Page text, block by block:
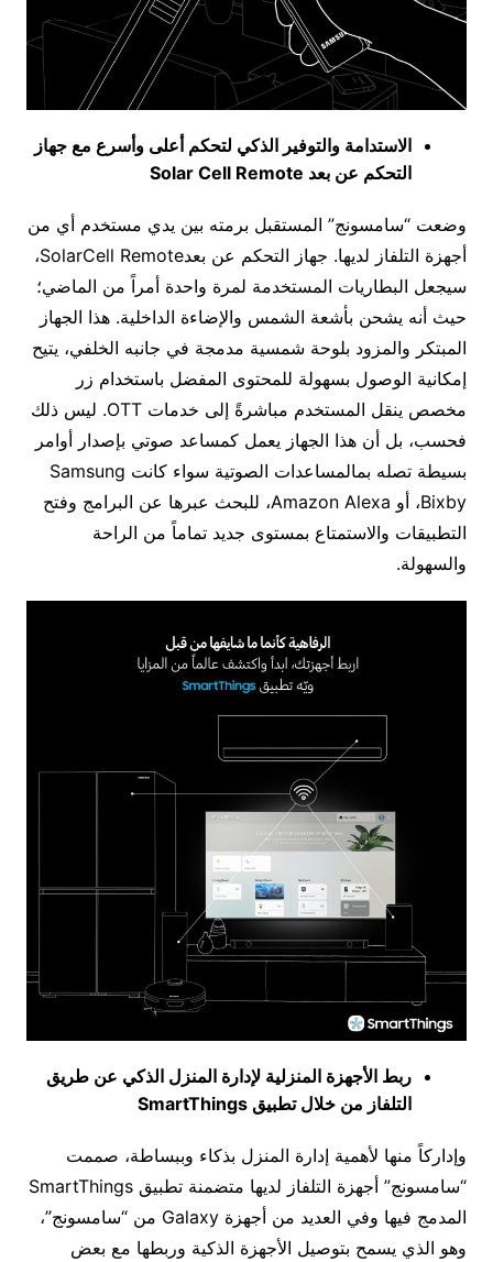
الاستدامة والتوفير الذكي لتحكم أعلى وأسرع مع جهاز
التحكم عن بعد Solar Cell Remote
وضعت “سامسونج” المستقبل برمته بين يدي مستخدم أي من
أجهزة التلفاز لديها. جهاز التحكم عن بعدSolarCell Remote،
سيجعل البطاريات المستخدمة لمرة واحدة أمراً من الماضي؛
حيث أنه يشحن بأشعة الشمس والإضاءة الداخلية. هذا الجهاز
المبتكر والمزود بلوحة شمسية مدمجة في جانبه الخلفي، يتيح
إمكانية الوصول بسهولة للمحتوى المفضل باستخدام زر
مخصص ينقل المستخدم مباشرةً إلى خدمات OTT. ليس ذلك
فحسب، بل أن هذا الجهاز يعمل كمساعد صوتي بإصدار أوامر
بسيطة تصله بمالمساعدات الصوتية سواء كانت Samsung
Bixby، أو Amazon Alexa، للبحث عبرها عن البرامج وفتح
التطبيقات والاستمتاع بمستوى جديد تماماً من الراحة
والسهولة.
ربط الأجهزة المنزلية لإدارة المنزل الذكي عن طريق
التلفاز من خلال تطبيق SmartThings
وإداركاً منها لأهمية إدارة المنزل بذكاء وببساطة، صممت
“سامسونج” أجهزة التلفاز لديها متضمنة تطبيق SmartThings
المدمج فيها وفي العديد من أجهزة Galaxy من “سامسونج”،
وهو الذي يسمح بتوصيل الأجهزة الذكية وربطها مع بعض